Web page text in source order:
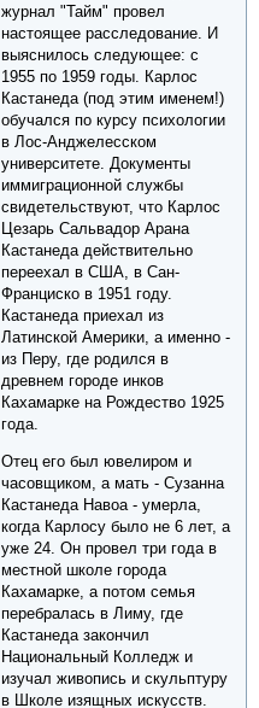
журнал "Тайм" провел
настоящее расследование. И
выяснилось следующее: с
1955 по 1959 годы. Карлос
Кастанеда (под этим именем!)
обучался по курсу психологии
в Лос-Анджелесском
университете. Документы
иммиграционной службы
свидетельствуют, что Карлос
Цезарь Сальвадор Арана
Кастанеда действительно
переехал в США, в Сан-
Франциско в 1951 году.
Кастанеда приехал из
Латинской Америки, а именно -
из Перу, где родился в
древнем городе инков
Кахамарке на Рождество 1925
года.
Отец его был ювелиром и
часовщиком, а мать - Сузанна
Кастанеда Навоа - умерла,
когда Карлосу было не 6 лет, а
уже 24. Он провел три года в
местной школе города
Кахамарке, а потом семья
перебралась в Лиму, где
Кастанеда закончил
Национальный Колледж и
изучал живопись и скульптуру
в Школе изящных искусств.